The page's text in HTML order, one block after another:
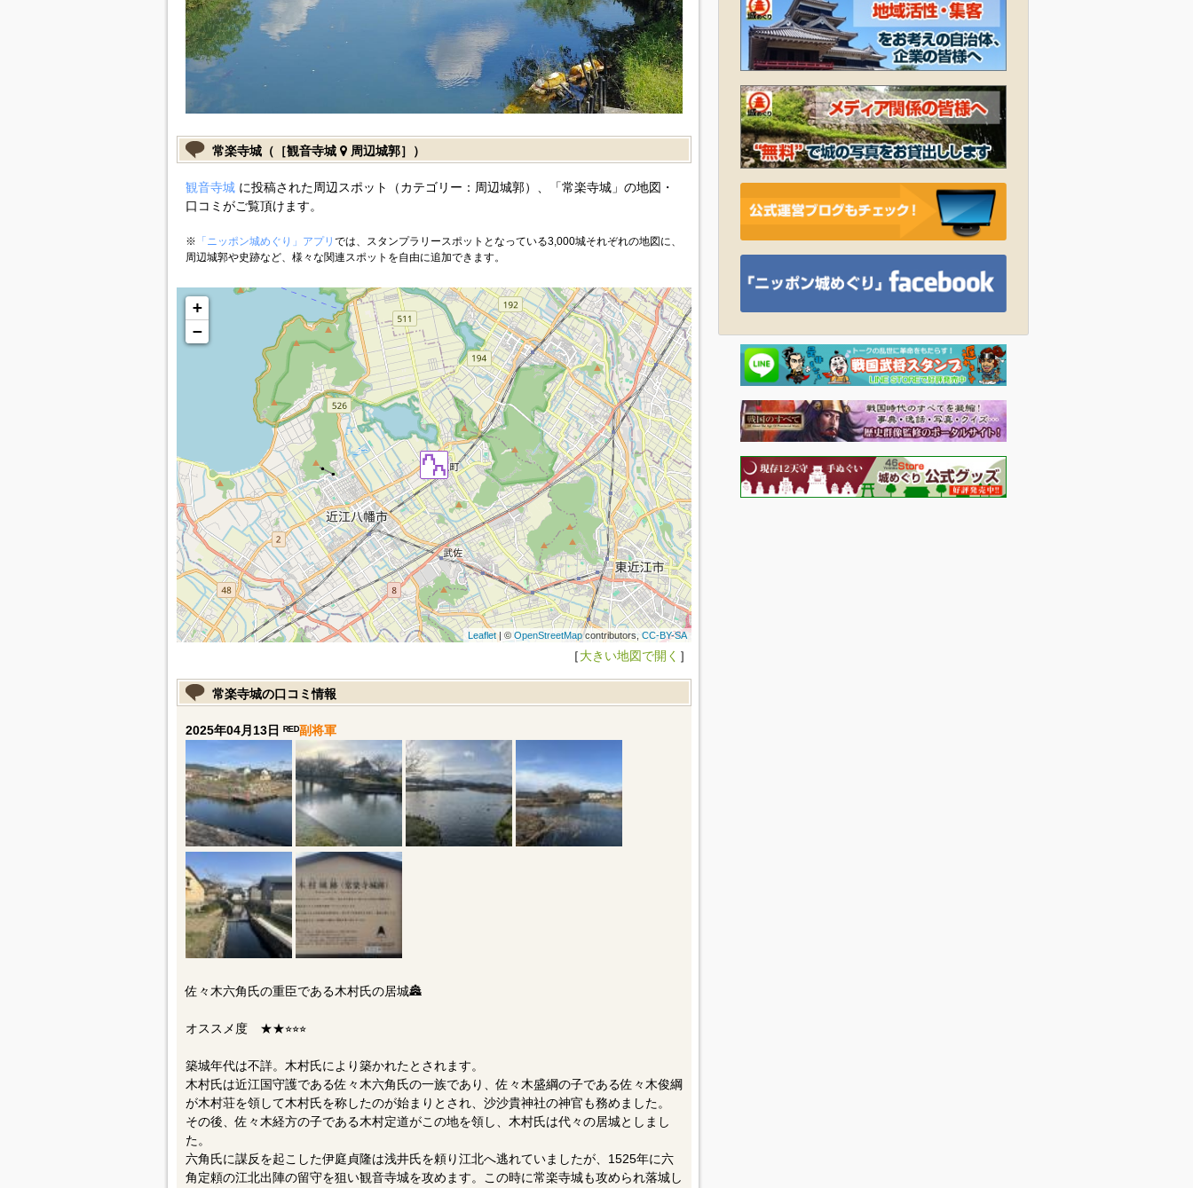
常楽寺城（［観音寺城 周辺城郭］）
観音寺城に投稿された周辺スポット（カテゴリー：周辺城郭）、「常楽寺城」の地図・
口コミがご覧頂けます。
※ 「ニッポン城めぐり」アプリ では、スタンプラリースポットとなっている3,000城それぞれの地図に、
周辺城郭や史跡など、様々な関連スポットを自由に追加できます。
+
−
Leaflet| © OpenStreetMapcontributors, CC-BY-SA
［大きい地図で開く ］
常楽寺城の口コミ情報
2025年04月13日 ᴿᴱᴰ副将軍
佐々木六角氏の重臣である木村氏の居城🏯
オススメ度 ★★⭐︎⭐︎⭐︎
築城年代は不詳。木村氏により築かれたとされます。
木村氏は近江国守護である佐々木六角氏の一族であり、佐々木盛綱の子である佐々木俊綱
が木村荘を領して木村氏を称したのが始まりとされ、沙沙貴神社の神官も務めました。
その後、佐々木経方の子である木村定道がこの地を領し、木村氏は代々の居城としまし
た。
六角氏に謀反を起こした伊庭貞隆は浅井氏を頼り江北へ逃れていましたが、1525年に六
角定頼の江北出陣の留守を狙い観音寺城を攻めます。この時に常楽寺城も攻められ落城し